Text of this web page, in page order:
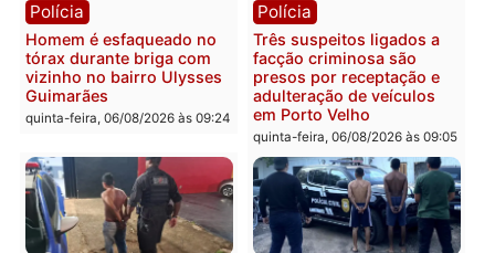
Policiais militares
recuperam moto furtada e
prendem trio na zona
Leste
quinta-feira, 06/08/2026 às 09:28
Jovem é encontrado
na Rua dos Cravos e
é investigado pela
em RO
quinta-feira, 06/08/2026 às